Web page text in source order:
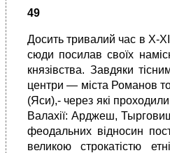
49
Досить тривалий час в X-
сюди посилав своїх
князівства. Завдяки
центри — міста Романов
(Яси),- через які
Валахії: Арджеш,
феодальних відносин
великою строкатістю